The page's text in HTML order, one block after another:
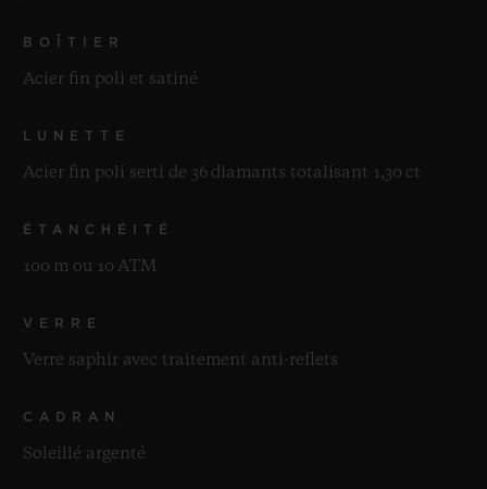
BOÎTIER
Acier fin poli et satiné
LUNETTE
Acier fin poli serti de 36 diamants totalisant 1,30 ct
ÉTANCHÉITÉ
100 m ou 10 ATM
VERRE
Verre saphir avec traitement anti-reflets
CADRAN
Soleillé argenté